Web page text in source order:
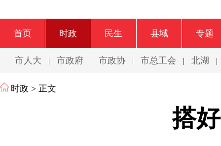
首页 时政 民生 县域 专题
市人大 | 市政府 | 市政协 | 市总工会 | 北湖 |
时政 > 正文
搭